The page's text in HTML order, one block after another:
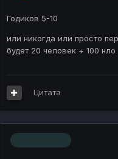
Годиков 5-10
или никогда или просто
будет 20 человек + 100 нло
Цитата